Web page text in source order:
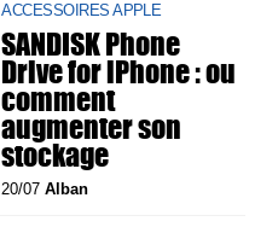
ACCESSOIRES APPLE
SANDISK Phone
Drive for iPhone : ou
comment
augmenter son
stockage
20/07Alban